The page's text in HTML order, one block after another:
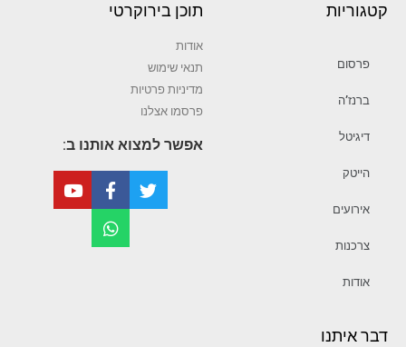
קטגוריות
פרסום
ברנז’ה
דיגיטל
הייטק
אירועים
צרכנות
אודות
תוכן בירוקרטי
אודות
תנאי שימוש
מדיניות פרטיות
פרסמו אצלנו
אפשר למצוא אותנו ב:
דבר איתנו